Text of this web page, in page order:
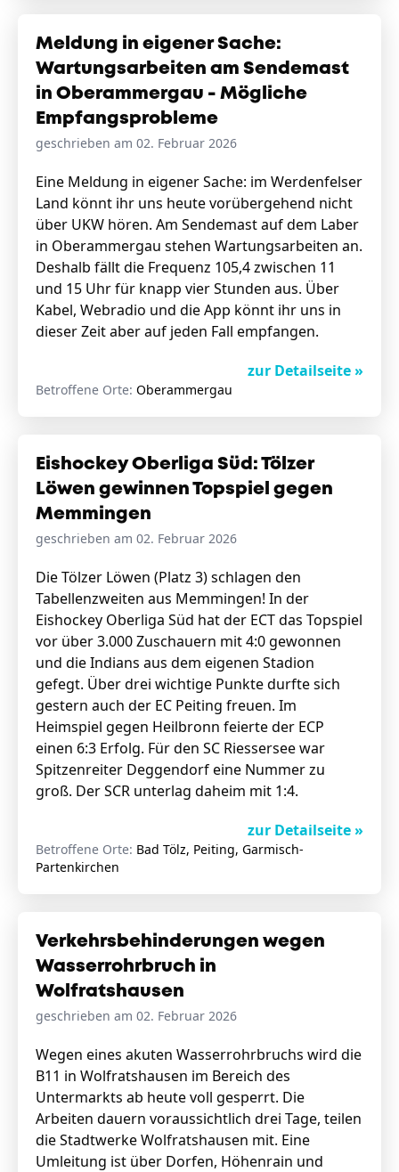
Meldung in eigener Sache:
Wartungsarbeiten am Sendemast
in Oberammergau - Mögliche
Empfangsprobleme
geschrieben am 02. Februar 2026
Eine Meldung in eigener Sache: im Werdenfelser
Land könnt ihr uns heute vorübergehend nicht
über UKW hören. Am Sendemast auf dem Laber
in Oberammergau stehen Wartungsarbeiten an.
Deshalb fällt die Frequenz 105,4 zwischen 11
und 15 Uhr für knapp vier Stunden aus. Über
Kabel, Webradio und die App könnt ihr uns in
dieser Zeit aber auf jeden Fall empfangen.
zur Detailseite »
Betroffene Orte: Oberammergau
Eishockey Oberliga Süd: Tölzer
Löwen gewinnen Topspiel gegen
Memmingen
geschrieben am 02. Februar 2026
Die Tölzer Löwen (Platz 3) schlagen den
Tabellenzweiten aus Memmingen! In der
Eishockey Oberliga Süd hat der ECT das Topspiel
vor über 3.000 Zuschauern mit 4:0 gewonnen
und die Indians aus dem eigenen Stadion
gefegt. Über drei wichtige Punkte durfte sich
gestern auch der EC Peiting freuen. Im
Heimspiel gegen Heilbronn feierte der ECP
einen 6:3 Erfolg. Für den SC Riessersee war
Spitzenreiter Deggendorf eine Nummer zu
groß. Der SCR unterlag daheim mit 1:4.
zur Detailseite »
Betroffene Orte: Bad Tölz, Peiting, Garmisch-
Partenkirchen
Verkehrsbehinderungen wegen
Wasserrohrbruch in
Wolfratshausen
geschrieben am 02. Februar 2026
Wegen eines akuten Wasserrohrbruchs wird die
B11 in Wolfratshausen im Bereich des
Untermarkts ab heute voll gesperrt. Die
Arbeiten dauern voraussichtlich drei Tage, teilen
die Stadtwerke Wolfratshausen mit. Eine
Umleitung ist über Dorfen, Höhenrain und